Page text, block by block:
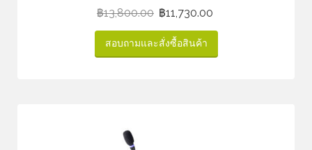
฿13,800.00 ฿11,730.00
สอบถามและสั่งซื้อสินค้า